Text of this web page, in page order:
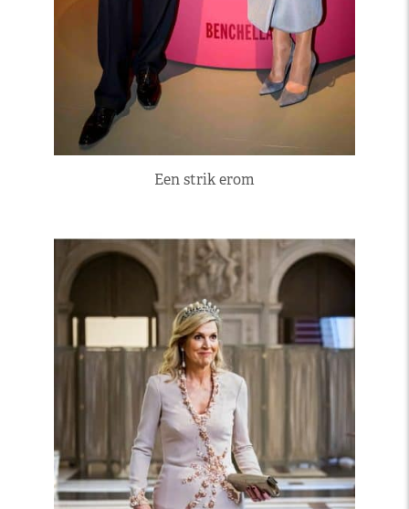
Een strik erom